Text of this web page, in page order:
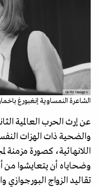
Getty images
الشاعرة النمساوية إنغبورغ باخمان (1926
عن إرث الحرب العالمية
والضحية ذات الهزات
اللانهائية، كصورة
وضحاياه أن يتعايشوا
تقاليد الزواج البورجوازي